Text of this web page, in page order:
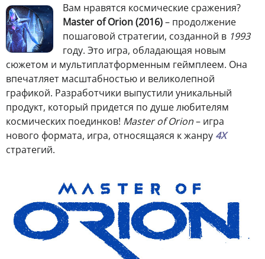
Вам нравятся космические сражения?
Master of Orion (2016)– продолжение
пошаговой стратегии, созданной в 1993
году. Это игра, обладающая новым
сюжетом и мультиплатформенным геймплеем. Она
впечатляет масштабностью и великолепной
графикой. Разработчики выпустили уникальный
продукт, который придется по душе любителям
космических поединков! Master of Orion– игра
нового формата, игра, относящаяся к жанру 4X
стратегий.